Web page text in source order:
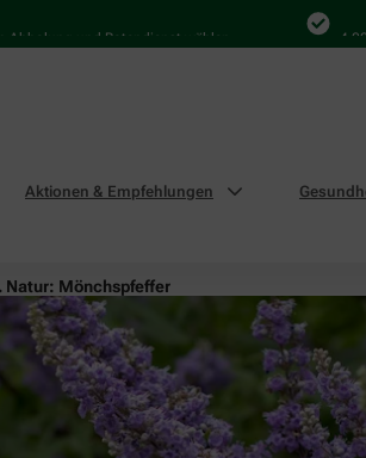
und Botendienst wählen 4.000
Aktionen & Empfehlungen
Natur: Mönchspfeffer